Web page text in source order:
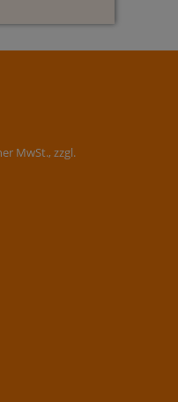
MwSt., zzgl.